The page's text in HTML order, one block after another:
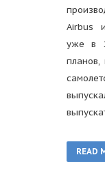
Airbus
уже в
READ